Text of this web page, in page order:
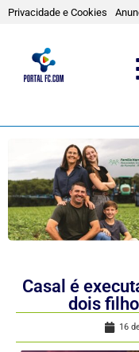
Privacidade e Cookies
Casal é
dois
16